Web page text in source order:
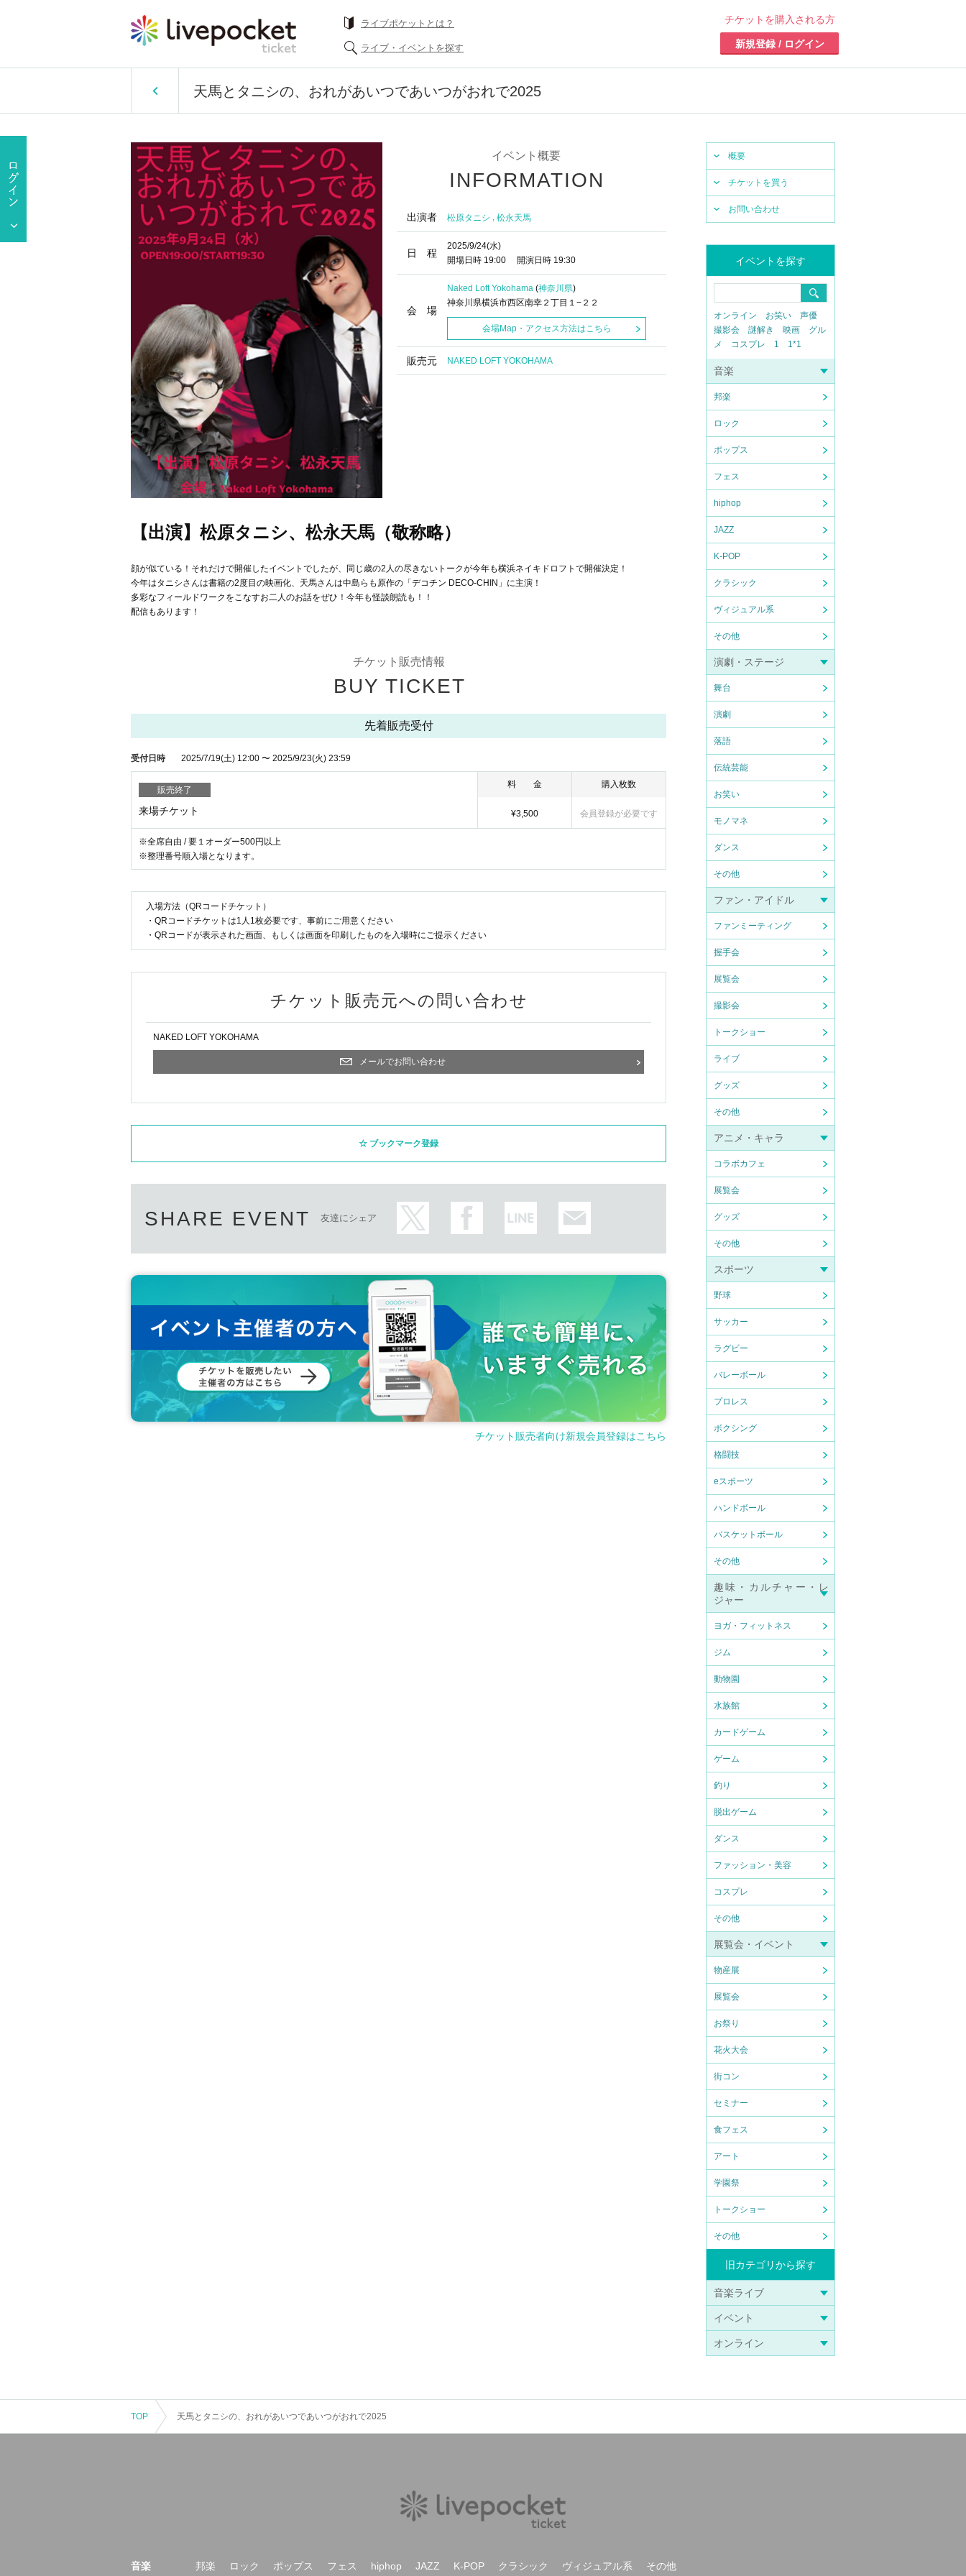
ライブポケットとは？
ライブ・イベントを探す
チケットを購入される方
新規登録 / ログイン
天馬とタニシの、おれがあいつであいつがおれで2025
概要
チケットを買う
お問い合わせ
イベントを探す
オンライン お笑い
声優
撮影会
謎解き 映画
グル
メ
コスプレ 1 1*1
音楽
邦楽
ロック
ポップス
フェス
hiphop
JAZZ
K-POP
クラシック
ヴィジュアル系
その他
演劇・ステージ
舞台
演劇
落語
伝統芸能
お笑い
モノマネ
ダンス
その他
ファン・アイドル
ファンミーティング
握手会
展覧会
撮影会
トークショー
ライブ
グッズ
その他
アニメ・キャラ
コラボカフェ
展覧会
グッズ
その他
スポーツ
野球
サッカー
ラグビー
バレーボール
プロレス
ボクシング
格闘技
eスポーツ
ハンドボール
バスケットボール
その他
趣味・カルチャー・レ
ジャー
ヨガ・フィットネス
ジム
動物園
水族館
カードゲーム
ゲーム
釣り
脱出ゲーム
ダンス
ファッション・美容
コスプレ
その他
展覧会・イベント
物産展
展覧会
お祭り
花火大会
街コン
セミナー
食フェス
アート
学園祭
トークショー
その他
旧カテゴリから探す
音楽ライブ
イベント
オンライン
イベント概要
INFORMATION
出演者 松原タニシ , 松永天馬
日 程
2025/9/24(水)
開場日時 19:00 開演日時 19:30
会 場
Naked Loft Yokohama (神奈川県)
神奈川県横浜市西区南幸２丁目１−２２
会場Map・アクセス方法はこちら
販売元 NAKED LOFT YOKOHAMA
【出演】松原タニシ、松永天馬（敬称略）
顔が似ている！それだけで開催したイベントでしたが、同じ歳の2人の尽きないトークが今年も横浜ネイキドロフトで開催決定！
今年はタニシさんは書籍の2度目の映画化、天馬さんは中島らも原作の「デコチン DECO-CHIN」に主演！
多彩なフィールドワークをこなすお二人のお話をぜひ！今年も怪談朗読も！！
配信もあります！
チケット販売情報
BUY TICKET
先着販売受付
受付日時 2025/7/19(土) 12:00 〜 2025/9/23(火) 23:59
販売終了
来場チケット
料 金
¥3,500
購入枚数
会員登録が必要です
※全席自由 / 要１オーダー500円以上
※整理番号順入場となります。
入場方法（QRコードチケット）
・QRコードチケットは1人1枚必要です、事前にご用意ください
・QRコードが表示された画面、もしくは画面を印刷したものを入場時にご提示ください
チケット販売元への問い合わせ
NAKED LOFT YOKOHAMA
メールでお問い合わせ
ブックマーク登録
SHARE EVENT 友達にシェア
チケット販売者向け新規会員登録はこちら
TOP 天馬とタニシの、おれがあいつであいつがおれで2025
音楽 邦楽 ロック ポップス フェス hiphop JAZZ K-POP クラシック ヴィジュアル系 その他